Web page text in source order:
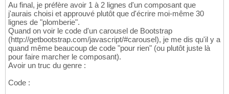
Au final, je préfère avoir 1 à 2 lignes d'un composant que
j'aurais choisi et approuvé plutôt que d'écrire moi-même 30
lignes de "plomberie".
Quand on voir le code d'un carousel de Bootstrap
(http://getbootstrap.com/javascript/#carousel), je me dis qu'il y a
quand même beaucoup de code "pour rien" (ou plutôt juste là
pour faire marcher le composant).
Avoir un truc du genre :
Code :